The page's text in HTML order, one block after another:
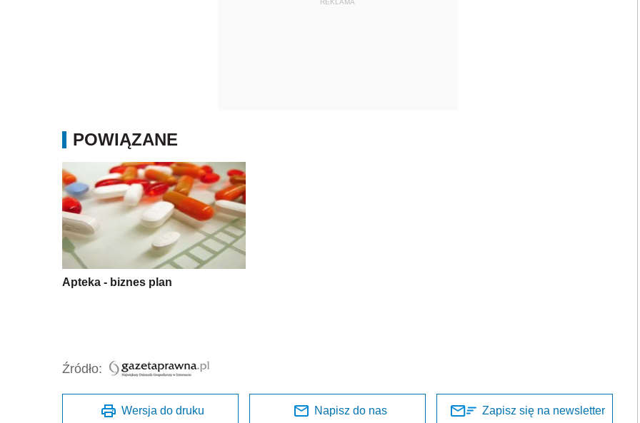
POWIĄZANE
Apteka - biznes plan
Źródło:
Wersja do druku Napisz do nas Zapisz się na newsletter